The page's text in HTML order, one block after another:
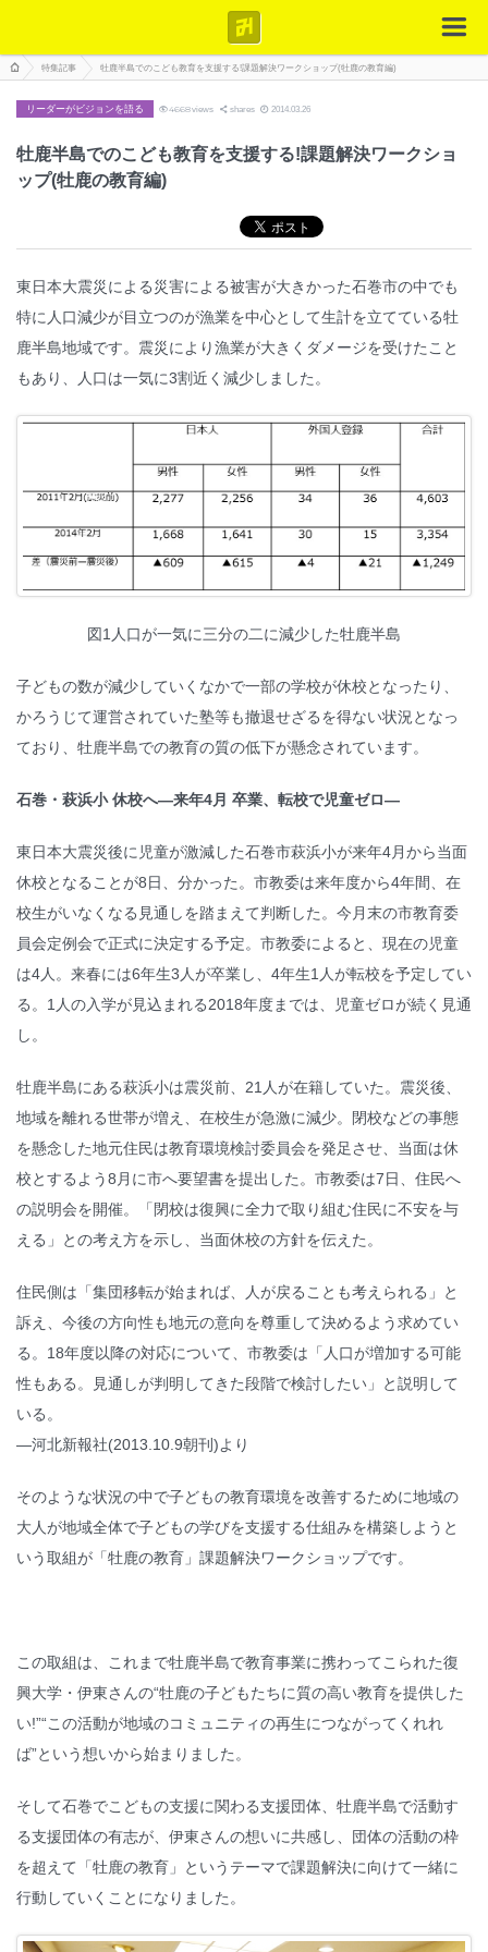
特集記事 牡鹿半島でのこども教育を支援する!課題解決ワークショップ(牡鹿の教育編)
リーダーがビジョンを語る 4668views shares 2014.03.26
牡鹿半島でのこども教育を支援する!課題解決ワークショ
ップ(牡鹿の教育編)
東日本大震災による災害による被害が大きかった石巻市の中でも
特に人口減少が目立つのが漁業を中心として生計を立てている牡
鹿半島地域です。震災により漁業が大きくダメージを受けたこと
もあり、人口は一気に3割近く減少しました。
図1人口が一気に三分の二に減少した牡鹿半島
子どもの数が減少していくなかで一部の学校が休校となったり、
かろうじて運営されていた塾等も撤退せざるを得ない状況となっ
ており、牡鹿半島での教育の質の低下が懸念されています。
石巻・萩浜小 休校へ―来年4月 卒業、転校で児童ゼロ―
東日本大震災後に児童が激減した石巻市萩浜小が来年4月から当面
休校となることが8日、分かった。市教委は来年度から4年間、在
校生がいなくなる見通しを踏まえて判断した。今月末の市教育委
員会定例会で正式に決定する予定。市教委によると、現在の児童
は4人。来春には6年生3人が卒業し、4年生1人が転校を予定してい
る。1人の入学が見込まれる2018年度までは、児童ゼロが続く見通
し。
牡鹿半島にある萩浜小は震災前、21人が在籍していた。震災後、
地域を離れる世帯が増え、在校生が急激に減少。閉校などの事態
を懸念した地元住民は教育環境検討委員会を発足させ、当面は休
校とするよう8月に市へ要望書を提出した。市教委は7日、住民へ
の説明会を開催。「閉校は復興に全力で取り組む住民に不安を与
える」との考え方を示し、当面休校の方針を伝えた。
住民側は「集団移転が始まれば、人が戻ることも考えられる」と
訴え、今後の方向性も地元の意向を尊重して決めるよう求めてい
る。18年度以降の対応について、市教委は「人口が増加する可能
性もある。見通しが判明してきた段階で検討したい」と説明して
いる。
―河北新報社(2013.10.9朝刊)より
そのような状況の中で子どもの教育環境を改善するために地域の
大人が地域全体で子どもの学びを支援する仕組みを構築しようと
いう取組が「牡鹿の教育」課題解決ワークショップです。
この取組は、これまで牡鹿半島で教育事業に携わってこられた復
興大学・伊東さんの“牡鹿の子どもたちに質の高い教育を提供した
い!”“この活動が地域のコミュニティの再生につながってくれれ
ば”という想いから始まりました。
そして石巻でこどもの支援に関わる支援団体、牡鹿半島で活動す
る支援団体の有志が、伊東さんの想いに共感し、団体の活動の枠
を超えて「牡鹿の教育」というテーマで課題解決に向けて一緒に
行動していくことになりました。